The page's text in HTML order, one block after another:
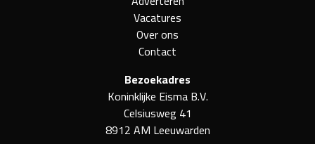
Vacatures
Over ons
Contact
Bezoekadres
Koninklijke Eisma B.V.
Celsiusweg 41
8912 AM Leeuwarden